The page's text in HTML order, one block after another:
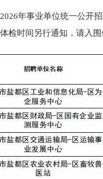
年事业单位统一公开
检时间另行通知，请入